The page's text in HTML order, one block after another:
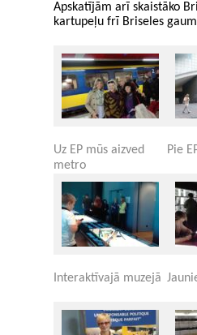
Apskatījām arī skaistāko
kartupeļu frī Briseles
Uz EP mūs aizved
metro
Pie
Interaktīvajā muzejā